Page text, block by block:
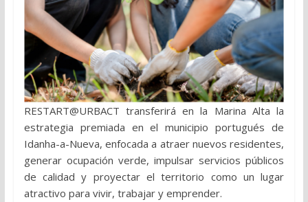
RESTART@URBACT transferirá en la Marina Alta la
estrategia premiada en el municipio portugués de
Idanha-a-Nueva, enfocada a atraer nuevos residentes,
generar ocupación verde, impulsar servicios públicos
de calidad y proyectar el territorio como un lugar
atractivo para vivir, trabajar y emprender.